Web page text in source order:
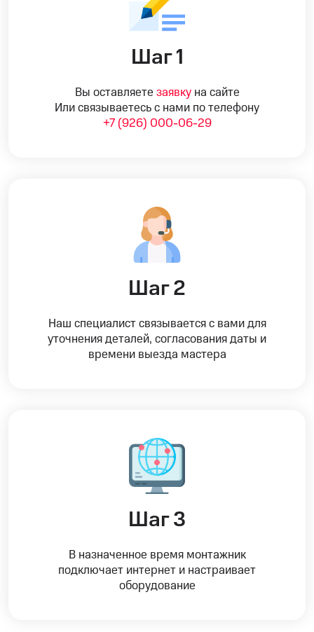
Шаг 1
Вы оставляете заявкуна сайте
Или связываетесь с нами по телефону
+7 (926) 000-06-29
Шаг 2
Наш специалист связывается с вами для
уточнения деталей, согласования даты и
времени выезда мастера
Шаг 3
В назначенное время монтажник
подключает интернет и настраивает
оборудование